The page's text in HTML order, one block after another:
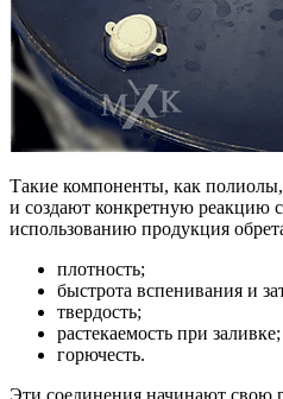
Такие компоненты, как
и создают конкретную реакцию
использованию продукция
плотность;
быстрота вспенивания и
твердость;
растекаемость при заливке;
горючесть.
Эти соединения начинают свою